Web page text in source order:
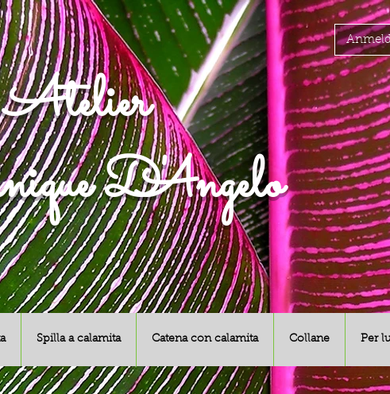
Atelier
D'Angelo
Spilla a calamita Catena con calamita Collane Per